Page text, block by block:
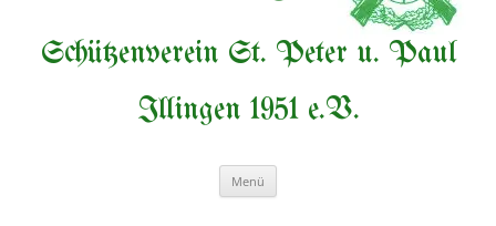
Schützenverein St. Peter u. Paul
Illingen 1951 e.V.
Menü